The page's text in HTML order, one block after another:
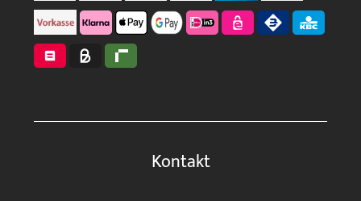
Kontakt